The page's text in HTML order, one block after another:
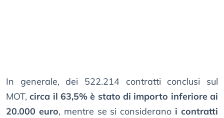
In generale, dei 522.214 contratti conclusi sul
MOT,circa il 63,5% è stato di importo inferiore ai
20.000 euro, mentre se si considerano i contratti